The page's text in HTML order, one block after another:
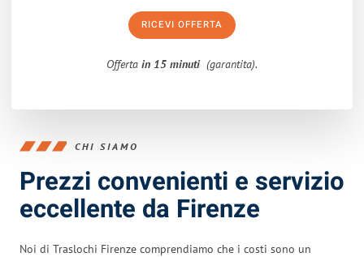
RICEVI OFFERTA
Offerta in 15 minuti (garantita).
CHI SIAMO
Prezzi convenienti e servizio
eccellente da Firenze
Noi di Traslochi Firenze comprendiamo che i costi sono un